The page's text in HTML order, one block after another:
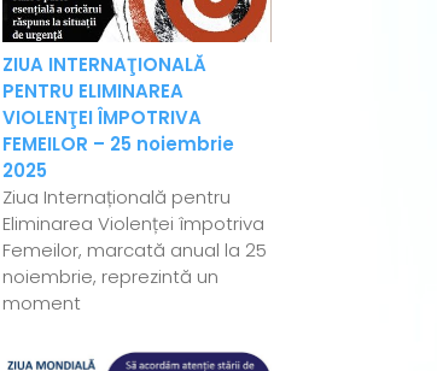
ZIUA INTERNAŢIONALĂ
PENTRU ELIMINAREA
VIOLENŢEI ÎMPOTRIVA
FEMEILOR – 25 noiembrie
2025
Ziua Internațională pentru
Eliminarea Violenței împotriva
Femeilor, marcată anual la 25
noiembrie, reprezintă un
moment